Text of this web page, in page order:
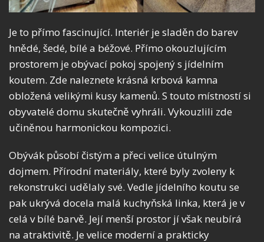
Je to přímo fascinující. Interiér je sladěn do barev
hnědé, šedé, bílé a béžové. Přímo okouzlujícím
prostorem je obývací pokoj spojený s jídelním
koutem. Zde naleznete krásná krbová kamna
obložená velikými kusy kamenů. S touto místností si
obyvatelé domu skutečně vyhráli. Vykouzlili zde
učiněnou harmonickou kompozici.
Obývák působí čistým a přeci velice útulným
dojmem. Přírodní materiály, které byly zvoleny k
rekonstrukci udělaly své. Vedle jídelního koutu se
pak ukrývá docela malá kuchyňská linka, která je v
celá v bílé barvě. Její menší prostor jí však neubírá
na atraktivitě. Je velice moderní a prakticky